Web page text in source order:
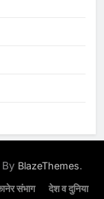
BlazeThemes.
संभाग देश व दुनिया